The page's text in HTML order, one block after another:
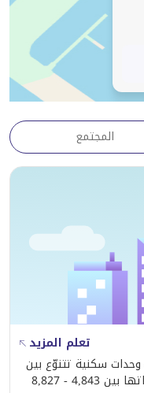
التي نحتفظ
بالإجابة
المجتمع
تعلم المزيد
بارك وحدات سكنية تتنوّع بين
استوديو إلى 7 غرف نوم، وتتراوح مساحاتها بين 4,843 - 8,827